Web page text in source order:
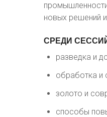
новых решений
СРЕДИ
разведка и
обработка и
золото и
способы